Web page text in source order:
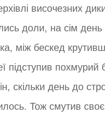
височезних
доли, на сім
між бескед
підступив похмурий
скільки день до
Тож смутив